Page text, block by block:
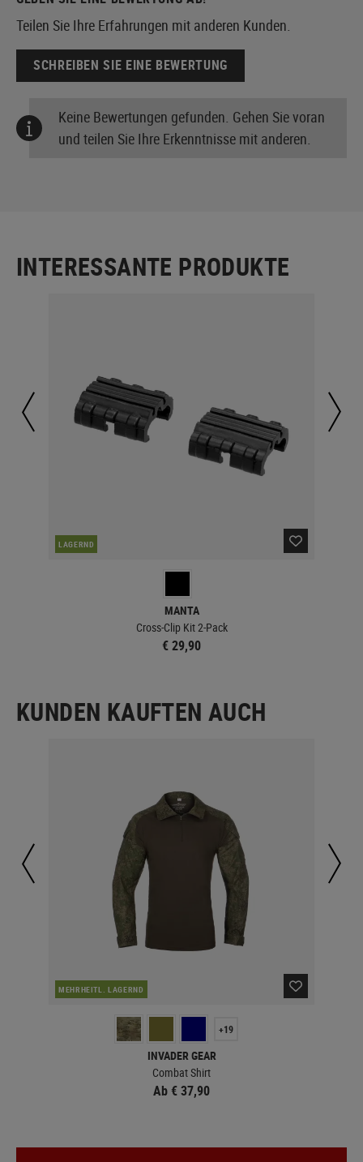
Teilen Sie Ihre Erfahrungen mit anderen Kunden.
SCHREIBEN SIE EINE BEWERTUNG
Keine Bewertungen gefunden. Gehen Sie voran
und teilen Sie Ihre Erkenntnisse mit anderen.
INTERESSANTE PRODUKTE
LAGERND
MANTA
Cross-Clip Kit 2-Pack
€ 29,90
KUNDEN KAUFTEN AUCH
MEHRHEITL. LAGERND
+19
INVADER GEAR
Combat Shirt
Ab € 37,90